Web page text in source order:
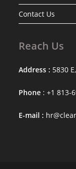
Contact Us
Reach Us
Address : 5830
Phone : +1 813-
E-mail :